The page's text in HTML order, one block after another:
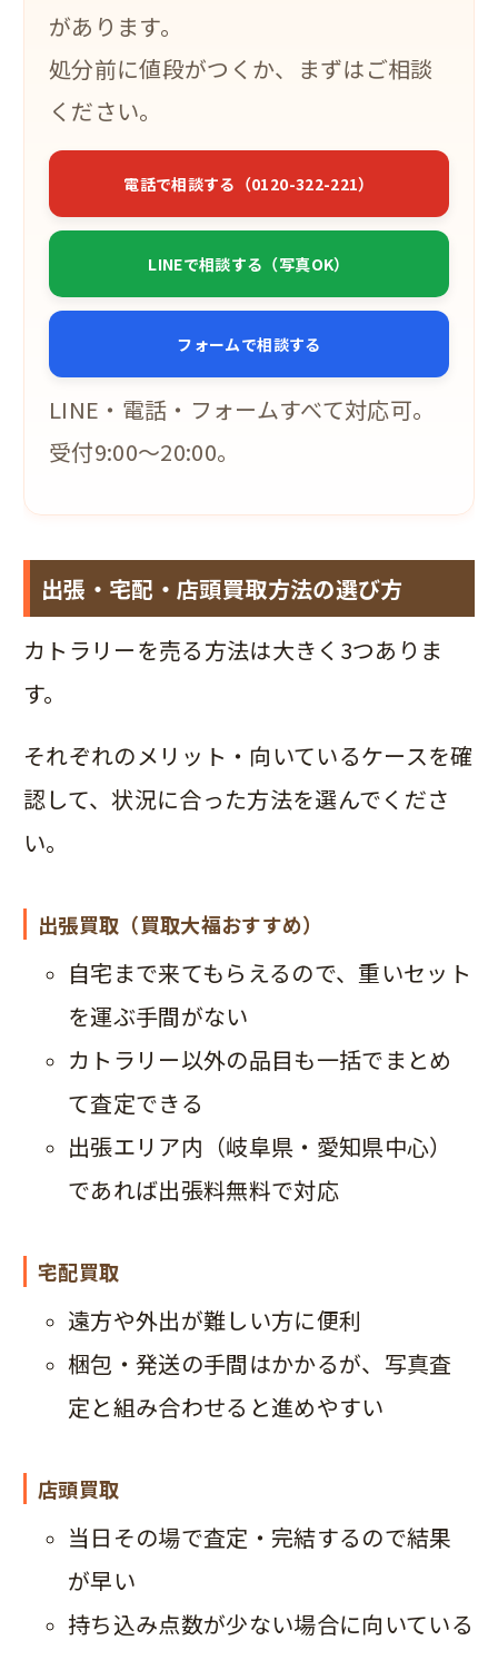
があります。
処分前に値段がつくか、まずはご相談
ください。
電話で相談する（0120-322-221）
LINEで相談する（写真OK）
フォームで相談する
LINE・電話・フォームすべて対応可。
受付9:00〜20:00。
出張・宅配・店頭――買取方法の選び方
カトラリーを売る方法は大きく3つありま
す。
それぞれのメリット・向いているケースを確
認して、状況に合った方法を選んでくださ
い。
出張買取（買取大福おすすめ）
自宅まで来てもらえるので、重いセット
を運ぶ手間がない
カトラリー以外の品目も一括でまとめ
て査定できる
出張エリア内（岐阜県・愛知県中心）
であれば出張料無料で対応
宅配買取
遠方や外出が難しい方に便利
梱包・発送の手間はかかるが、写真査
定と組み合わせると進めやすい
店頭買取
当日その場で査定・完結するので結果
が早い
持ち込み点数が少ない場合に向いている